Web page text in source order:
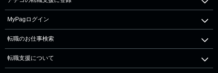
MyPagログイン
転職のお仕事検索
転職支援について